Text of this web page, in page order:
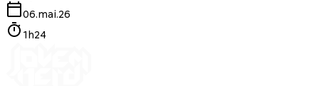
06.mai.26
1h24